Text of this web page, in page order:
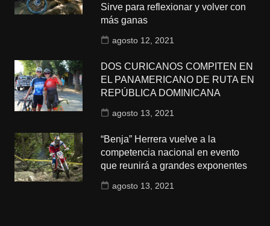
Sirve para reflexionar y volver con
más ganas
agosto 12, 2021
DOS CURICANOS COMPITEN EN
EL PANAMERICANO DE RUTA EN
REPÚBLICA DOMINICANA
agosto 13, 2021
“Benja” Herrera vuelve a la
competencia nacional en evento
que reunirá a grandes exponentes
agosto 13, 2021